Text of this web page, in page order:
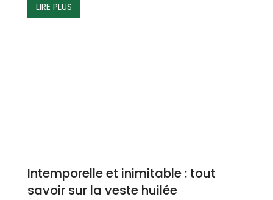
LIRE PLUS
Intemporelle et inimitable : tout
savoir sur la veste huilée